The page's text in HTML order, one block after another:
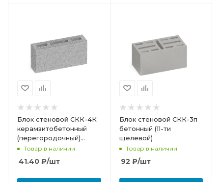
Блок стеновой СКК-4К
керамзитобетонный
(перегородочный)
серый
Товар в наличии
41.40 ₽/шт
Блок стеновой СКК-3п
бетонный (11-ти
щелевой)
Товар в наличии
92 ₽/шт